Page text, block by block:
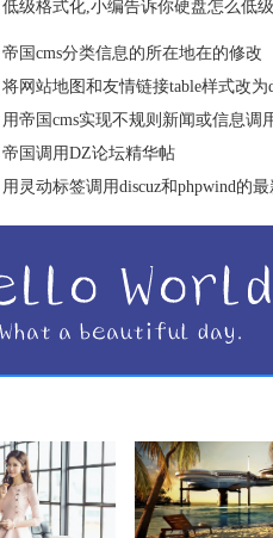
低级格式化,小编告诉你硬盘怎么低
帝国cms分类信息的所在地在的修改
将网站地图和友情链接table样式改为
用帝国cms实现不规则新闻或信息调
帝国调用DZ论坛精华帖
用灵动标签调用discuz和phpwind的